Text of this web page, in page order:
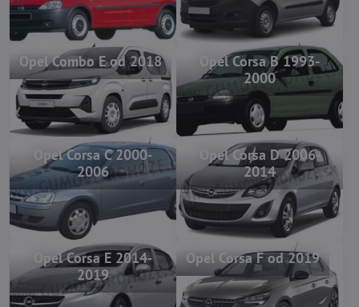
Opel Combo E od 2018
Opel Corsa B 1993-
2000
Opel Corsa C 2000-
2006
Opel Corsa D 2006-
2014
Opel Corsa E 2014-
2019
Opel Corsa F od 2019